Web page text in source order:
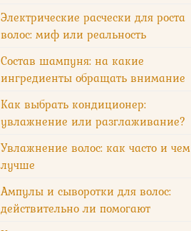
Электрические расчески для роста
волос: миф или реальность
Состав шампуня: на какие
ингредиенты обращать внимание
Как выбрать кондиционер:
увлажнение или разглаживание?
Увлажнение волос: как часто и чем
лучше
Ампулы и сыворотки для волос:
действительно ли помогают